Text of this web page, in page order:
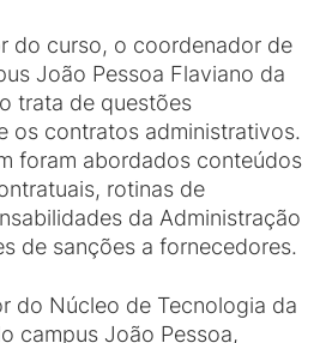
do curso, o coordenador de
João Pessoa Flaviano da
trata de questões
os contratos administrativos.
foram abordados conteúdos
rotinas de
da Administração
de sanções a fornecedores.
do Núcleo de Tecnologia da
campus João Pessoa,